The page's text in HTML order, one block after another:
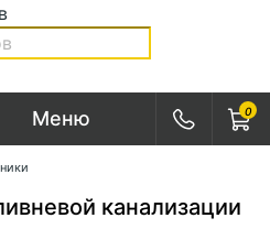
Меню 0
канализации